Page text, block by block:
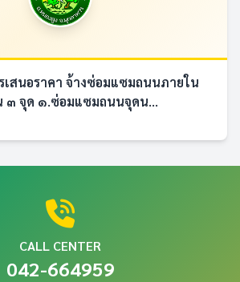
เสนอราคา จ้างซ่อมแซมถนนภายใน
๓ จุด ๑.ซ่อมแซมถนนจุดน...
CALL CENTER
042-664959